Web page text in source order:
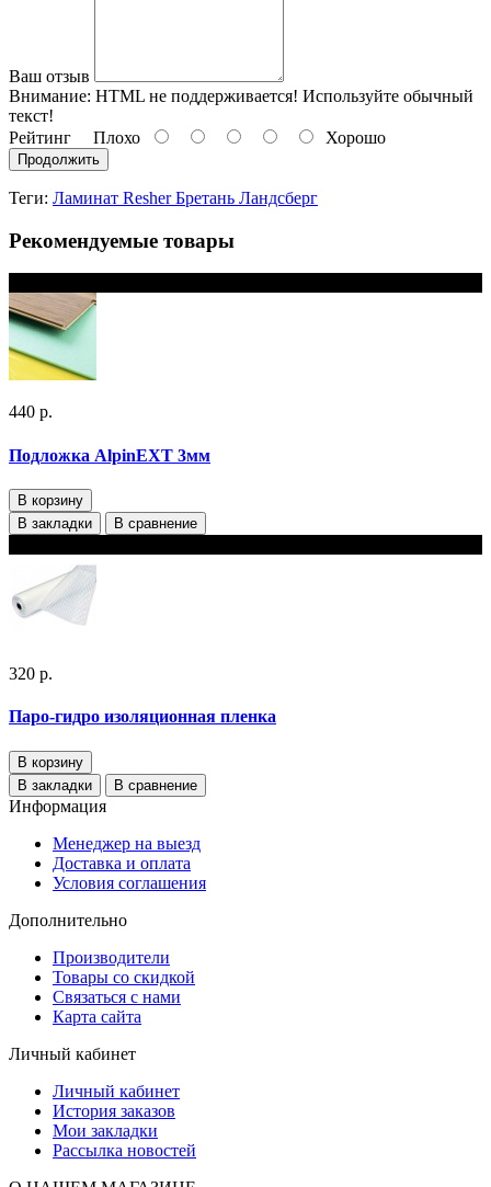
Ваш отзыв
Внимание: HTML не поддерживается! Используйте обычный
текст!
Рейтинг Плохо Хорошо
Продолжить
Теги: Ламинат Resher Бретань Ландсберг
Рекомендуемые товары
440 р.
Подложка AlpinEXT 3мм
В корзину
В закладки
В сравнение
320 р.
Паро-гидро изоляционная пленка
В корзину
В закладки
В сравнение
Информация
Менеджер на выезд
Доставка и оплата
Условия соглашения
Дополнительно
Производители
Товары со скидкой
Связаться с нами
Карта сайта
Личный кабинет
Личный кабинет
История заказов
Мои закладки
Рассылка новостей